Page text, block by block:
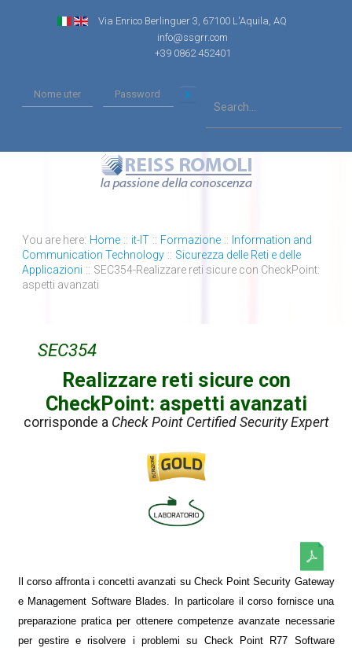
Via Enrico Berlinguer 3, 67100 L'Aquila, AQ
info@ssgrr.com
+39 0862 452401
You are here: Home :: it-IT :: Formazione :: Information and
Communication Technology :: Sicurezza delle Reti e delle
Applicazioni :: SEC354-Realizzare reti sicure con CheckPoint:
aspetti avanzati
SEC354
Realizzare reti sicure con
CheckPoint: aspetti avanzati
corrisponde a Check Point Certified Security Expert
Il corso affronta i concetti avanzati su Check Point Security Gateway
e Management Software Blades. In particolare il corso fornisce una
preparazione pratica per ottenere competenze avanzate necessarie
per gestire e risolvere i problemi su Check Point R77 Software